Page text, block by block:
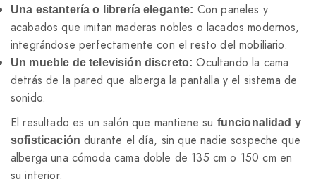
Una estantería o librería elegante: Con paneles y
acabados que imitan maderas nobles o lacados modernos,
integrándose perfectamente con el resto del mobiliario.
Un mueble de televisión discreto: Ocultando la cama
detrás de la pared que alberga la pantalla y el sistema de
sonido.
El resultado es un salón que mantiene su funcionalidad y
sofisticación durante el día, sin que nadie sospeche que
alberga una cómoda cama doble de 135 cm o 150 cm en
su interior.